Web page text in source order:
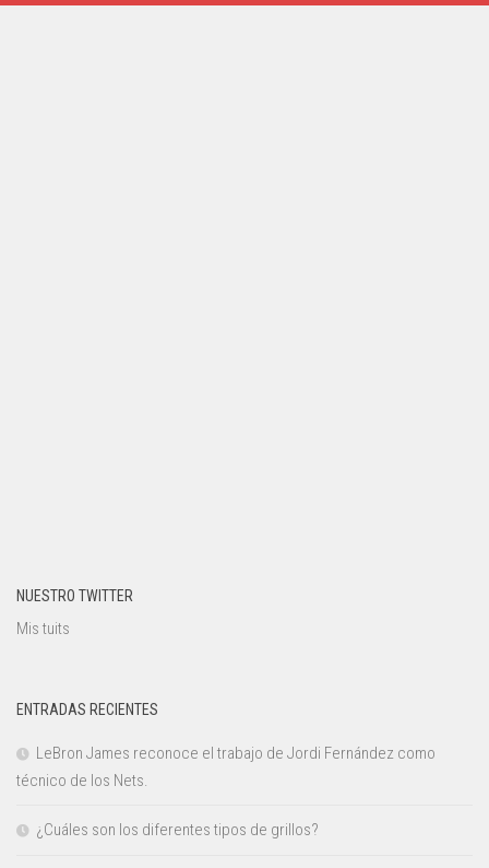
NUESTRO TWITTER
Mis tuits
ENTRADAS RECIENTES
LeBron James reconoce el trabajo de Jordi Fernández como
técnico de los Nets.
¿Cuáles son los diferentes tipos de grillos?